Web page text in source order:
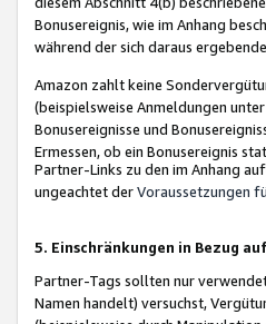
Bonusereignis, wie im Anhang
während der sich daraus
Amazon zahlt keine
(beispielsweise Anmeldungen
Bonusereignisse und
Ermessen, ob ein Bonusereignis
Partner-Links zu den im Anhang
ungeachtet derVoraussetzungen
5. Einschränkungen in Bezug
Partner-Tags sollten nur
Namen handelt) versuchst,